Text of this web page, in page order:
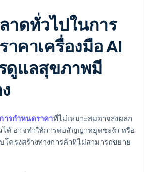
าดทั่วไปในการ
คาเครื่องมือ AI
ดูแลสุขภาพมี
ารกำหนดราคาที่ไม่เหมาะสมอาจส่งผลก
ได้ อาจทำให้การต่อสัญญาหยุดชะงัก หรือ
ครงสร้างทางการค้าที่ไม่สามารถขยาย